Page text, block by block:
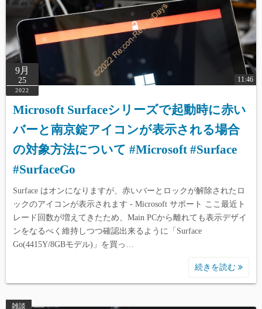
9月
25
2022
11:46
Microsoft Surfaceシリーズで起動時に赤い
バーと南京錠アイコンが表示される場合
の対象方法について #Microsoft #Surface
#SurfaceGo
Surface はオンになりますが、赤いバーとロックが解除されたロ
ックのアイコンが表示されます - Microsoft サポート ここ最近ト
レード回数が増えてきたため、Main PCから離れても表示デザイ
ンをなるべく維持しつつ確認出来るように「Surface
Go(4415Y/8GBモデル)」を買っ…
続きを読む
雑談